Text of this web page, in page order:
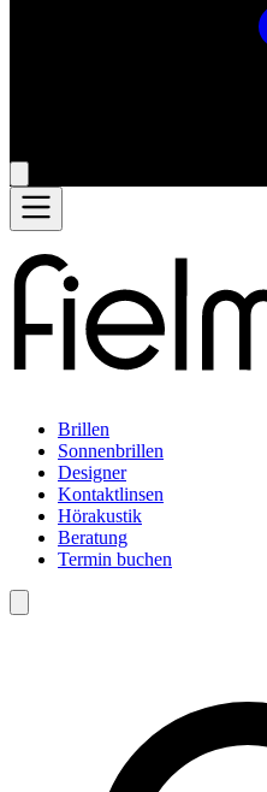
Brillen
Sonnenbrillen
Designer
Kontaktlinsen
Hörakustik
Beratung
Termin buchen